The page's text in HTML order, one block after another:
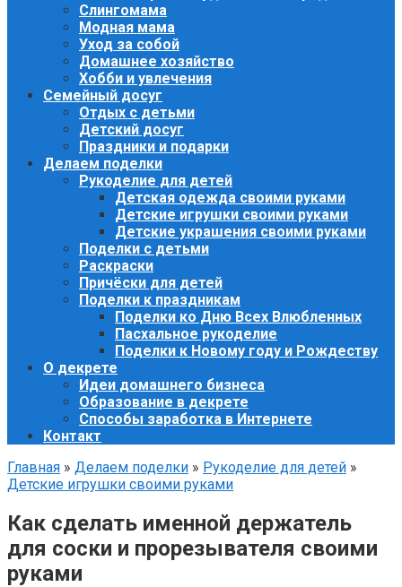
Слингомама
Модная мама
Уход за собой
Домашнее хозяйство
Хобби и увлечения
Семейный досуг
Отдых с детьми
Детский досуг
Праздники и подарки
Делаем поделки
Рукоделие для детей
Детская одежда своими руками
Детские игрушки своими руками
Детские украшения своими руками
Поделки с детьми
Раскраски
Причёски для детей
Поделки к праздникам
Поделки ко Дню Всех Влюбленных
Пасхальное рукоделие
Поделки к Новому году и Рождеству
О декрете
Идеи домашнего бизнеса
Образование в декрете
Способы заработка в Интернете
Контакт
Главная » Делаем поделки » Рукоделие для детей »
Детские игрушки своими руками
Как сделать именной держатель
для соски и прорезывателя своими
руками